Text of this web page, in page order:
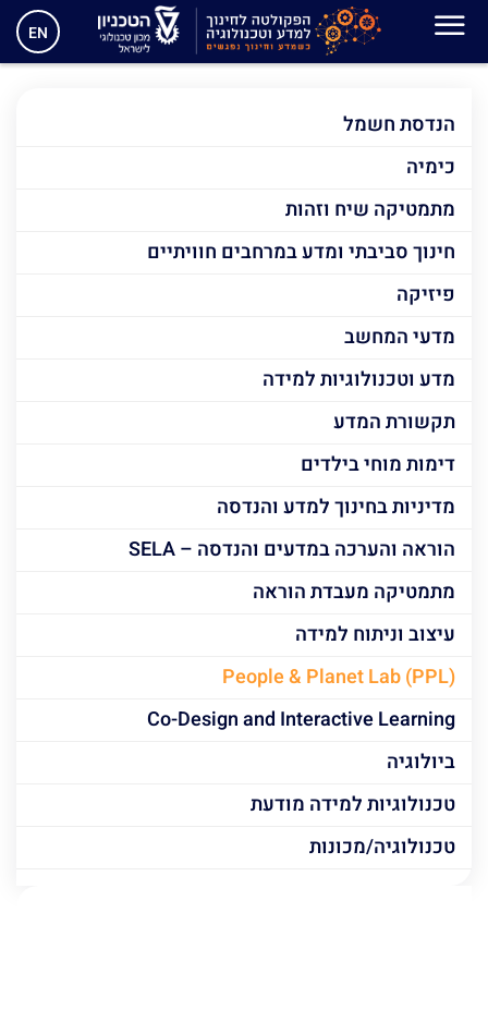
EN People & Planet Lab (PPL)
הנדסת חשמל
כימיה
מתמטיקה שיח וזהות
חינוך סביבתי ומדע במרחבים חוויתיים
פיזיקה
מדעי המחשב
מדע וטכנולוגיות למידה
תקשורת המדע
דימות מוחי בילדים
מדיניות בחינוך למדע והנדסה
הוראה והערכה במדעים והנדסה – SELA
מתמטיקה מעבדת הוראה
עיצוב וניתוח למידה
People & Planet Lab (PPL)
Co-Design and Interactive Learning
ביולוגיה
טכנולוגיות למידה מודעת
טכנולוגיה/מכונות